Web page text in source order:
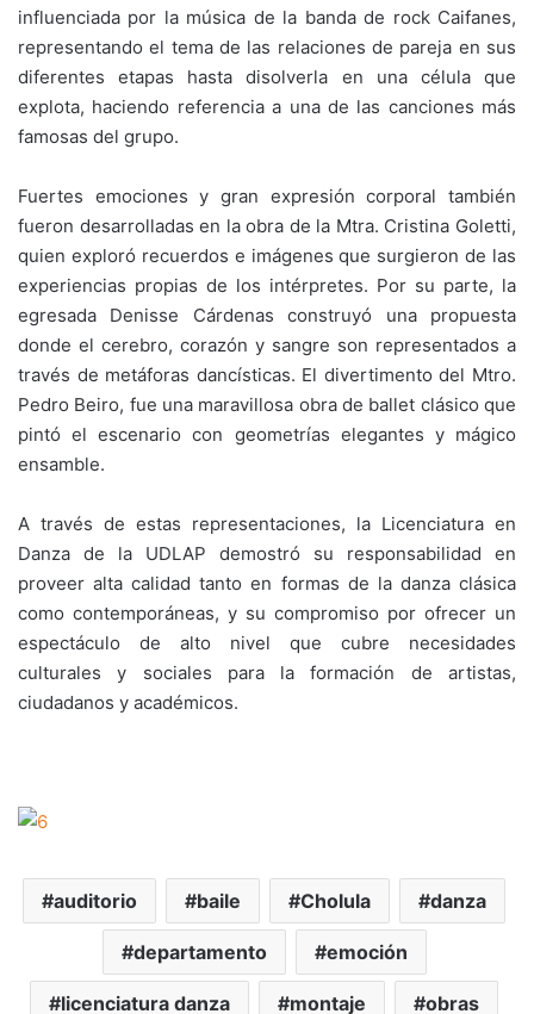
influenciada por la música de la banda de rock Caifanes,
representando el tema de las relaciones de pareja en sus
diferentes etapas hasta disolverla en una célula que
explota, haciendo referencia a una de las canciones más
famosas del grupo.
Fuertes emociones y gran expresión corporal también
fueron desarrolladas en la obra de la Mtra. Cristina Goletti,
quien exploró recuerdos e imágenes que surgieron de las
experiencias propias de los intérpretes. Por su parte, la
egresada Denisse Cárdenas construyó una propuesta
donde el cerebro, corazón y sangre son representados a
través de metáforas dancísticas. El divertimento del Mtro.
Pedro Beiro, fue una maravillosa obra de ballet clásico que
pintó el escenario con geometrías elegantes y mágico
ensamble.
A través de estas representaciones, la Licenciatura en
Danza de la UDLAP demostró su responsabilidad en
proveer alta calidad tanto en formas de la danza clásica
como contemporáneas, y su compromiso por ofrecer un
espectáculo de alto nivel que cubre necesidades
culturales y sociales para la formación de artistas,
ciudadanos y académicos.
auditorio baile Cholula danza
departamento emoción
licenciatura danza montaje obras